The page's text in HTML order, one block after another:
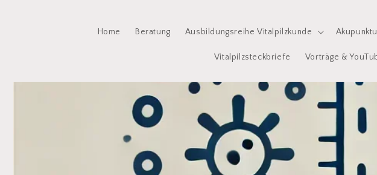
Home Beratung Ausbildungsreihe Vitalpilzkunde
Vitalpilzsteckbriefe Vorträge &